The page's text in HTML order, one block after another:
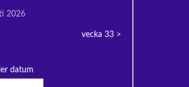
2026
vecka 33 >
datum